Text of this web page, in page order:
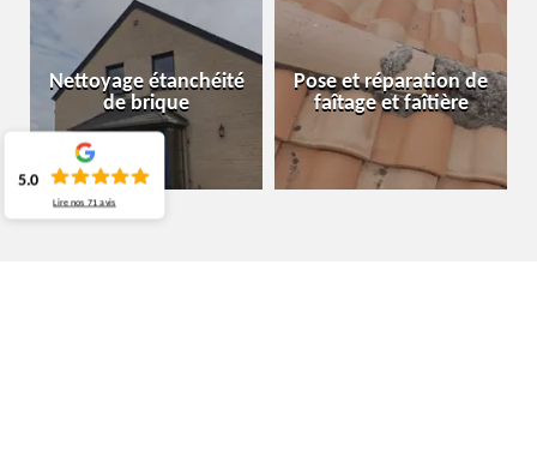
Nettoyage étanchéité
de brique
Pose et réparation de
faîtage et faîtière
5.0
Lire nos71 avis